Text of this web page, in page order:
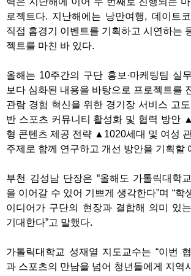
로젝트다. 지난해에는 낭만여행, 데이트
직접 홈경기 이벤트를 기획하고 시연하는
젝트를 마친 바 있다.
올해는 10주간의 구단 홍보·마케팅팀 실
보다 심화된 내용을 바탕으로 프로젝트를
관람 경험 혁신을 위한 경기장 서비스 고
반 스포츠 커뮤니티 활성화 및 협력 방안
형 콘텐츠 제공 전략 ▲1020세대 및 여성
주제로 함께 연구하고 개선 방안을 기획할
부천 김성남 단장은 “올해도 가톨릭대학
을 이어갈 수 있어 기쁘게 생각한다”며 “학
이디어가 구단의 현장과 결합해 의미 있
기대한다”고 말했다.
가톨릭대학교 성재열 지도교수는 “이번
과 스포츠의 만남을 넘어 청년들에게 지역